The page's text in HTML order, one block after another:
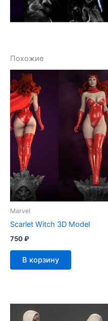
Похожие
Marvel
Scarlet Witch 3D Model
750₽
В корзину